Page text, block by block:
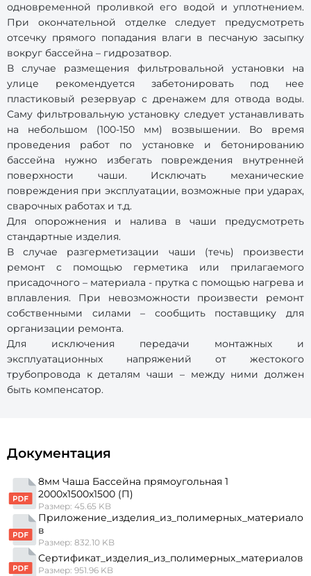
одновременной проливкой его водой и уплотнением.
При окончательной отделке следует предусмотреть
отсечку прямого попадания влаги в песчаную засыпку
вокруг бассейна – гидрозатвор.
В случае размещения фильтровальной установки на
улице рекомендуется забетонировать под нее
пластиковый резервуар с дренажем для отвода воды.
Саму фильтровальную установку следует устанавливать
на небольшом (100-150 мм) возвышении. Во время
проведения работ по установке и бетонированию
бассейна нужно избегать повреждения внутренней
поверхности чаши. Исключать механические
повреждения при эксплуатации, возможные при ударах,
сварочных работах и т.д.
Для опорожнения и налива в чаши предусмотреть
стандартные изделия.
В случае разгерметизации чаши (течь) произвести
ремонт с помощью герметика или прилагаемого
присадочного – материала - прутка с помощью нагрева и
вплавления. При невозможности произвести ремонт
собственными силами – сообщить поставщику для
организации ремонта.
Для исключения передачи монтажных и
эксплуатационных напряжений от жестокого
трубопровода к деталям чаши – между ними должен
быть компенсатор.
Документация
8мм Чаша Бассейна прямоугольная 1
2000х1500х1500 (П)
Размер: 45.65 KB
Приложение_изделия_из_полимерных_материало
в
Размер: 832.10 KB
Сертификат_изделия_из_полимерных_материалов
Размер: 951.96 KB